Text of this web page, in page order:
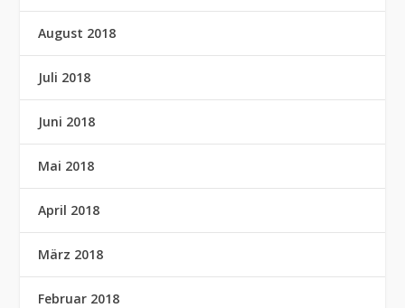
August 2018
Juli 2018
Juni 2018
Mai 2018
April 2018
März 2018
Februar 2018